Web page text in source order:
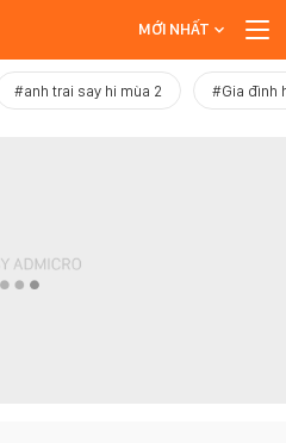
MỚI NHẤT
#anh trai say hi mùa 2 #Gia đình